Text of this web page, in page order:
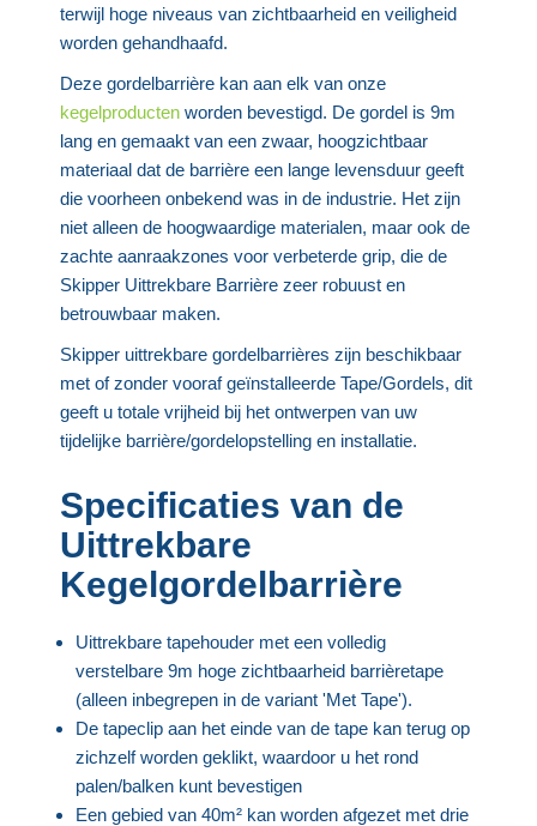
terwijl hoge niveaus van zichtbaarheid en veiligheid
worden gehandhaafd.
Deze gordelbarrière kan aan elk van onze
kegelproducten worden bevestigd. De gordel is 9m
lang en gemaakt van een zwaar, hoogzichtbaar
materiaal dat de barrière een lange levensduur geeft
die voorheen onbekend was in de industrie. Het zijn
niet alleen de hoogwaardige materialen, maar ook de
zachte aanraakzones voor verbeterde grip, die de
Skipper Uittrekbare Barrière zeer robuust en
betrouwbaar maken.
Skipper uittrekbare gordelbarrières zijn beschikbaar
met of zonder vooraf geïnstalleerde Tape/Gordels, dit
geeft u totale vrijheid bij het ontwerpen van uw
tijdelijke barrière/gordelopstelling en installatie.
Specificaties van de
Uittrekbare
Kegelgordelbarrière
Uittrekbare tapehouder met een volledig
verstelbare 9m hoge zichtbaarheid barrièretape
(alleen inbegrepen in de variant 'Met Tape').
De tapeclip aan het einde van de tape kan terug op
zichzelf worden geklikt, waardoor u het rond
palen/balken kunt bevestigen
Een gebied van 40m² kan worden afgezet met drie